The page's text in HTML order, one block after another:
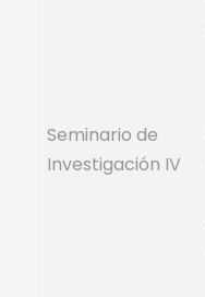
Seminario de
Investigación IV